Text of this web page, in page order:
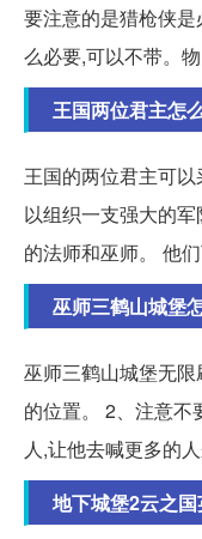
要注意的是猎枪侠
么必要,可以不带。
王国两位君主怎
王国的两位君主可
以组织一支强大的
的法师和巫师。 他
巫师三鹤山城堡
巫师三鹤山城堡无
的位置。 2、注意不
人,让他去喊更多的
地下城堡2云之